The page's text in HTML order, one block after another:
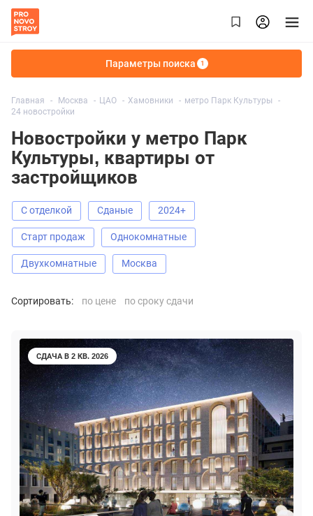
Параметры поиска 1
Главная Москва ЦАО Хамовники
метро Парк Культуры
24 новостройки
Новостройки у метро Парк
Культуры, квартиры от
застройщиков
С отделкой Сданые 2024+
старт продаж Однокомнатные
Двухкомнатные Москва
Сортировать: по цене по сроку сдачи
СДАЧА В 2 КВ. 2026